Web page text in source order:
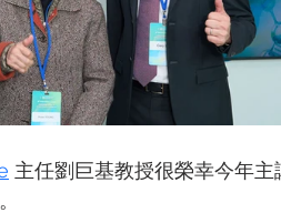
主任劉巨基教授很榮幸今年